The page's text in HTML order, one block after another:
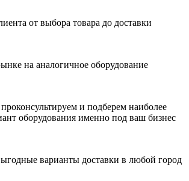
от выбора товара до доставки
на аналогичное оборудование
и подберем наиболее
оборудования именно под ваш бизнес
варианты доставки в любой город